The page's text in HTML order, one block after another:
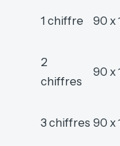
1 chiffre 90 x
2
chiffres
90 x
3 chiffres 90 x